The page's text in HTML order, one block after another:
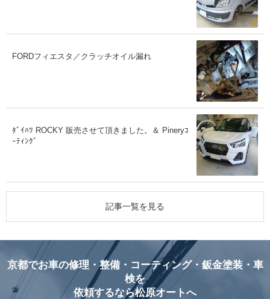
FORDフィエスタ／クラッチオイル漏れ
ﾀﾞｲﾊﾂ ROCKY 販売させて頂きました。＆ Pineryｺ
ｰﾃｨﾝｸﾞ
記事一覧を見る
京都でお車の修理・整備・コーティング・鈑金塗装・車
検を
依頼するなら松原オートへ